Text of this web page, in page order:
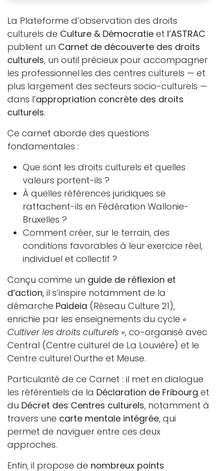
La Plateforme d’observation des droits
culturels de Culture & Démocratie et l’ASTRAC
publient un Carnet de découverte des droits
culturels, un outil précieux pour accompagner
les professionnel·les des centres culturels — et
plus largement des secteurs socio-culturels —
dans l’appropriation concrète des droits
culturels.
Ce carnet aborde des questions
fondamentales :
Que sont les droits culturels et quelles
valeurs portent-ils ?
À quelles références juridiques se
rattachent-ils en Fédération Wallonie-
Bruxelles ?
Comment créer, sur le terrain, des
conditions favorables à leur exercice réel,
individuel et collectif ?
Conçu comme un guide de réflexion et
d’action, il s’inspire notamment de la
démarche Paideia (Réseau Culture 21),
enrichie par les enseignements du cycle «
Cultiver les droits culturels », co-organisé avec
Central (Centre culturel de La Louvière) et le
Centre culturel Ourthe et Meuse.
Particularité de ce Carnet : il met en dialogue
les référentiels de la Déclaration de Fribourg et
du Décret des Centres culturels, notamment à
travers une carte mentale intégrée, qui
permet de naviguer entre ces deux
approches.
Enfin, il propose de nombreux points